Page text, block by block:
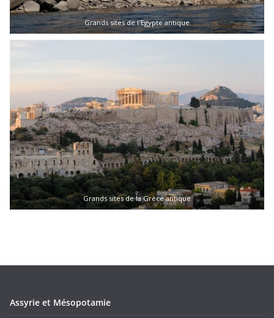
Grands sites de l'Egypte antique
Grands sites de la Grèce antique
Assyrie et Mésopotamie